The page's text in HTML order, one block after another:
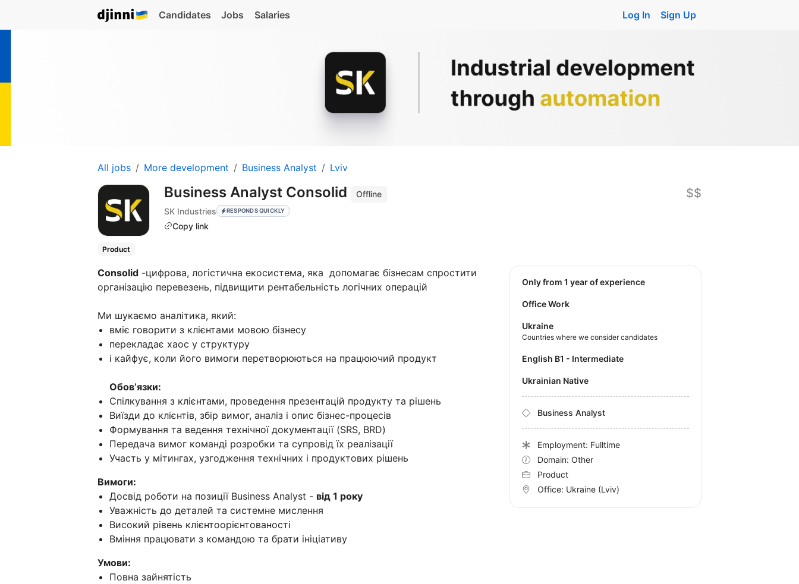
Candidates Jobs Salaries Log In Sign Up
All jobs More development Business Analyst Lviv
Business Analyst Consolid
Offline
SK Industries
RESPONDS QUICKLY
Copy link
$$
Product
Сonsolid -цифрова, логістична екосистема, яка допомагає бізнесам спростити
організацію перевезень, підвищити рентабельність логічних операцій
Ми шукаємо аналітика, який:
вміє говорити з клієнтами мовою бізнесу
перекладає хаос у структуру
і кайфує, коли його вимоги перетворюються на працюючий продукт
Обовʼязки:
Спілкування з клієнтами, проведення презентацій продукту та рішень
Виїзди до клієнтів, збір вимог, аналіз і опис бізнес-процесів
Формування та ведення технічної документації (SRS, BRD)
Передача вимог команді розробки та супровід їх реалізації
Участь у мітингах, узгодження технічних і продуктових рішень
Вимоги:
Досвід роботи на позиції Business Analyst - від 1 року
Уважність до деталей та системне мислення
Високий рівень клієнтоорієнтованості
Вміння працювати з командою та брати ініціативу
Умови:
Повна зайнятість
Only from 1 year of experience
Office Work
Ukraine
Countries where we consider candidates
English B1 - Intermediate
Ukrainian Native
Business Analyst
Employment: Fulltime
Domain: Other
Product
Office: Ukraine (Lviv)